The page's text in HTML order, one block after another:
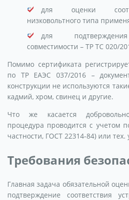
для оценки
низковольтного типа
для
совместимости – ТР ТС 020/
Помимо сертификата
по ТР ЕАЭС 037/2016 –
конструкции не используются
кадмий, хром, свинец и другие.
Что же касается
процедура проводится с учетом
частности, ГОСТ 22314-84) или
Требования
Главная задача обязательной
подтверждение соответствия